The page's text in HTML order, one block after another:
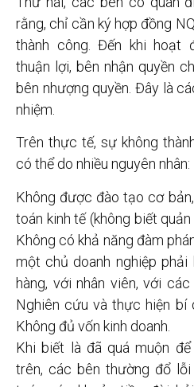
rằng, chỉ cần ký hợp đồng
thành công. Đến khi hoạt
thuận lợi, bên nhận quyền
bên nhượng quyền. Đây là
nhiệm.
Trên thực tế, sự không
có thể do nhiều nguyên nhân:
Không được đào tạo cơ
toán kinh tế (không biết
Không có khả năng đàm
một chủ doanh nghiệp phải
hàng, với nhân viên, với
Nghiên cứu và thực hiện bí
Không đủ vốn kinh doanh.
Khi biết là đã quá muộn
trên, các bên thường đổ